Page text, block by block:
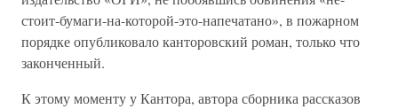
стоит-бумаги-на-которой-это-напечатано», в пожарном
порядке опубликовало канторовский роман, только что
законченный.
К этому моменту у Кантора, автора сборника рассказов